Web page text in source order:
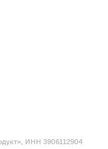
ИНН 3906112904